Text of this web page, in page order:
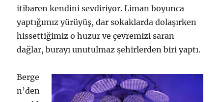
itibaren kendini sevdiriyor. Liman boyunca
yaptığımız yürüyüş, dar sokaklarda dolaşırken
hissettiğimiz o huzur ve çevremizi saran
dağlar, burayı unutulmaz şehirlerden biri yaptı.
Berge
n’den